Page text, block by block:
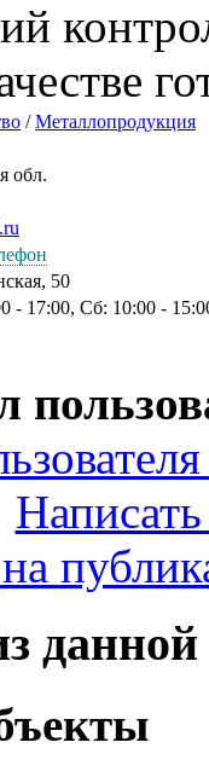
/Металлопродукция
обл.
50
- 17:00, Сб: 10:00 -
данной